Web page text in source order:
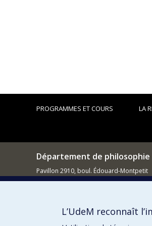
PROGRAMMES ET COURS LA
Département de philosophie
Pavillon 2910, boul. Édouard-Montpetit
L’UdeM reconnaît